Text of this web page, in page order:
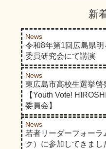
新
News
令和8年第1回広島県
委員研究会にて講演
News
東広島市高校生選挙
【Youth Vote!
委員会】
News
若者リーダーフォー
ク）に参加してきまし